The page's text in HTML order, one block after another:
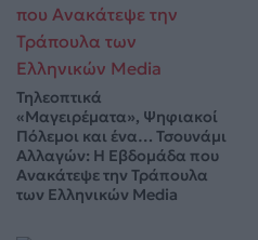
Τηλεοπτικά
«Μαγειρέματα», Ψηφιακοί
Πόλεμοι και ένα… Τσουνάμι
Αλλαγών: Η Εβδομάδα που
Ανακάτεψε την Τράπουλα
των Ελληνικών Media